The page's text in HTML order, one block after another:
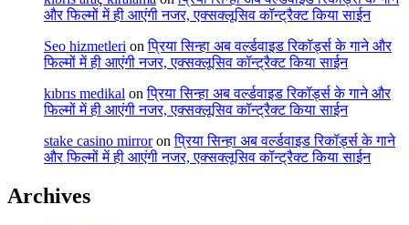
और फिल्मों में ही आएंगी नजर, एक्सक्लूसिव कॉन्ट्रैक्ट किया साईन
Seo hizmetleri onप्रिया सिन्हा अब वर्ल्डवाइड रिकॉर्ड्स के गाने और
फिल्मों में ही आएंगी नजर, एक्सक्लूसिव कॉन्ट्रैक्ट किया साईन
kıbrıs medikal onप्रिया सिन्हा अब वर्ल्डवाइड रिकॉर्ड्स के गाने और
फिल्मों में ही आएंगी नजर, एक्सक्लूसिव कॉन्ट्रैक्ट किया साईन
stake casino mirroronप्रिया सिन्हा अब वर्ल्डवाइड रिकॉर्ड्स के गाने
और फिल्मों में ही आएंगी नजर, एक्सक्लूसिव कॉन्ट्रैक्ट किया साईन
Archives